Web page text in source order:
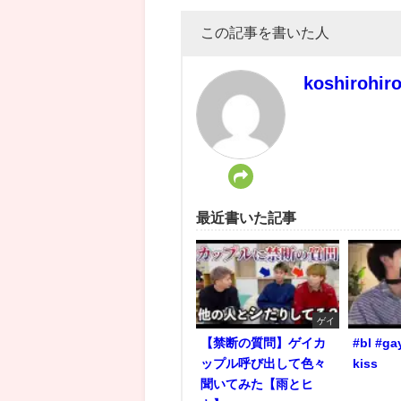
この記事を書いた人
最近書いた記事
ゲイ
【禁断の質問】ゲイカ
ップル呼び出して色々
聞いてみた【雨とヒ
#bl
kiss